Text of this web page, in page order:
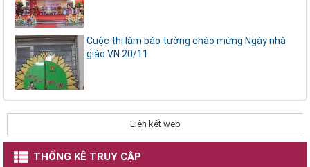
Cuộc thi làm báo tường chào mừng Ngày nhà
giáo VN 20/11
Liên kết web
THỐNG KÊ TRUY CẬP